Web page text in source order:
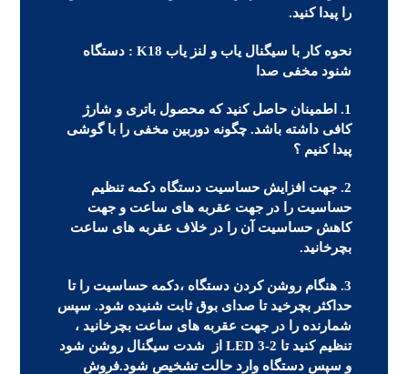
را پیدا کنید.
نحوه کار با سیگنال یاب و لنز یاب K18 : دستگاه
شنود مخفی صدا
1. اطمینان حاصل کنید که محصول باتری و شارژ
کافی داشته باشد. چگونه دوربین مخفی را با گوشی
پیدا کنیم ؟
2. جهت افزایش حساسیت دستگاه دکمه تنظیم
حساسیت را در جهت عقربه های ساعت و جهت
کاهش حساسیت آن را در خلاف عقربه های ساعت
بچرخانید.
3. هنگام روشن کردن دستگاه ،دکمه حساسیت را تا
حداکثر بچرخید تا صدای بوق ثابت شنیده شود. سپس
شمارنده را در جهت عقربه های ساعت بچرخانید ،
تنظیم کنید تا 2-3 LED از شدت سیگنال روشن شود
و سپس دستگاه وارد حالت تشخیص شود.فروش